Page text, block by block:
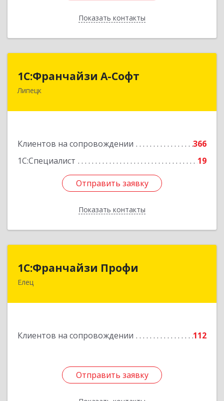
Показать контакты
Назад
1С:Франчайзи А-Софт
Липецк
Клиентов на сопровождении
366
1С:Специалист
19
Отправить заявку
Показать контакты
1С:Франчайзи А-Софт
398059, Липецкая обл, Липецк г, Фрунзе ул,
Отправить заявку
Назад
1С:Франчайзи Профи
Елец
Клиентов на сопровождении 112
Отправить заявку
1С:Франчайзи Профи
Отправить заявку